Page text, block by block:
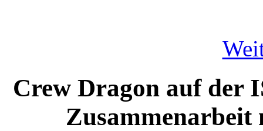
Crew Dragon auf der
Zusammenarbeit